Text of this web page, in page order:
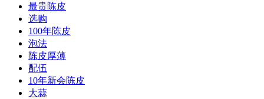
最贵陈皮
选购
100年陈皮
泡法
陈皮厚薄
配伍
10年新会陈皮
大蒜